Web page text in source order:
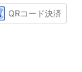
QRコード決済